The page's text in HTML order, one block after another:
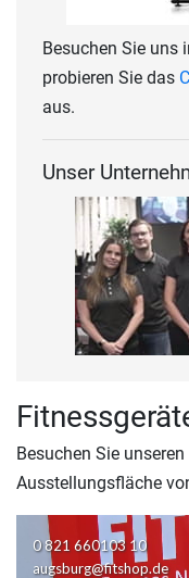
Besuchen Sie uns
probieren Sie das
aus.
Unser
Besuchen Sie
Ausstellungsfläche